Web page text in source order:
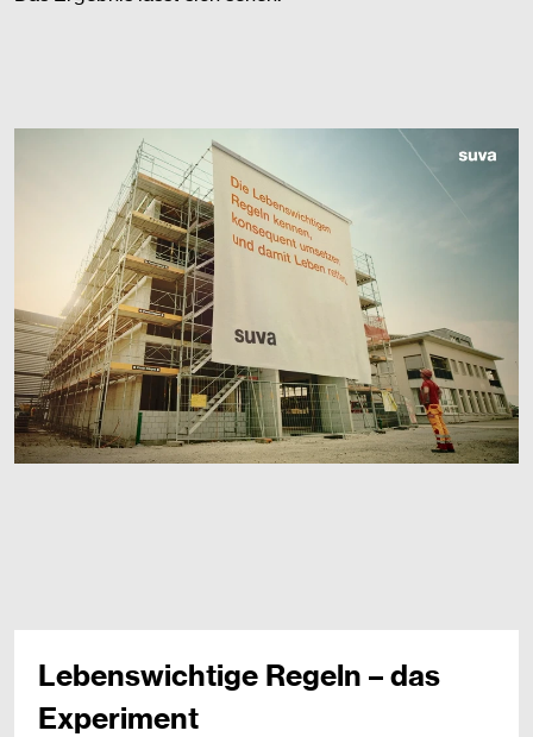
Lebenswichtige Regeln – das
Experiment